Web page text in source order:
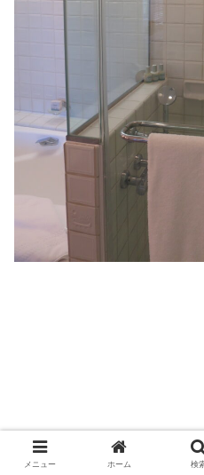
トイレ
メニュー ホーム 検